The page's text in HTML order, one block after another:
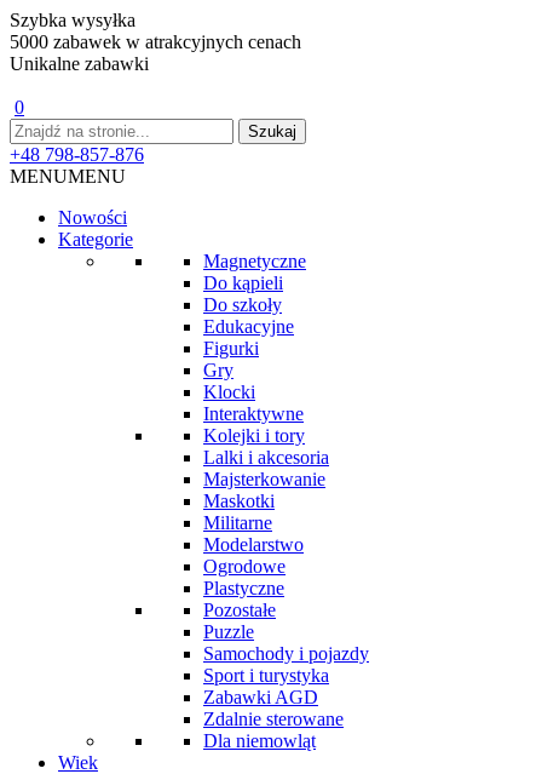
Szybka wysyłka
5000 zabawek w atrakcyjnych cenach
Unikalne zabawki
0
+48 798-857-876
MENUMENU
Nowości
Kategorie
Magnetyczne
Do kąpieli
Do szkoły
Edukacyjne
Figurki
Gry
Klocki
Interaktywne
Kolejki i tory
Lalki i akcesoria
Majsterkowanie
Maskotki
Militarne
Modelarstwo
Ogrodowe
Plastyczne
Pozostałe
Puzzle
Samochody i pojazdy
Sport i turystyka
Zabawki AGD
Zdalnie sterowane
Dla niemowląt
Wiek